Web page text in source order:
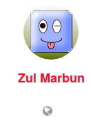
Zul Marbun